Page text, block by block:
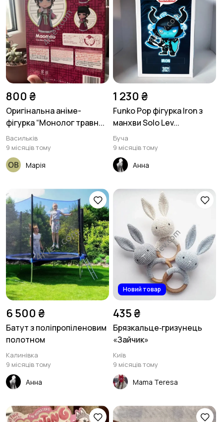
800 ₴
Оригінальна аніме-
фігурка “Монолог травн...
Васильків
9 місяців тому
Марія
1 230 ₴
Funko Pop фігурка Iron з
манхви Solo Lev...
Буча
9 місяців тому
Анна
6 500 ₴
Батут з поліпропіленовим
полотном
Калинівка
9 місяців тому
Анна
Новий товар
435 ₴
Брязкальце‑гризунець
«Зайчик»
Київ
9 місяців тому
Mama Teresa